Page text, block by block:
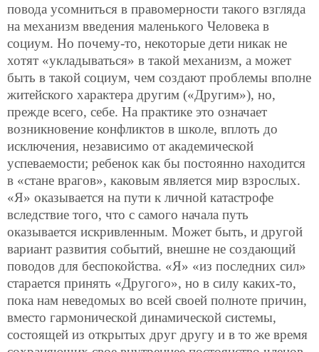
повода усомниться в правомерности такого взгляда
на механизм введения маленького Человека в
социум. Но почему-то, некоторые дети никак не
хотят «укладываться» в такой механизм, а может
быть в такой социум, чем создают проблемы вполне
житейского характера другим («Другим»), но,
прежде всего, себе. На практике это означает
возникновение конфликтов в школе, вплоть до
исключения, независимо от академической
успеваемости; ребенок как бы постоянно находится
в «стане врагов», каковым является мир взрослых.
«Я» оказывается на пути к личной катастрофе
вследствие того, что с самого начала путь
оказывается искривленным. Может быть, и другой
вариант развития событий, внешне не создающий
поводов для беспокойства. «Я» «из последних сил»
старается принять «Другого», но в силу каких-то,
пока нам неведомых во всей своей полноте причин,
вместо гармонической динамической системы,
состоящей из открытых друг другу и в то же время